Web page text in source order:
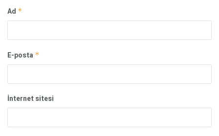
Ad *
E-posta *
İnternet sitesi